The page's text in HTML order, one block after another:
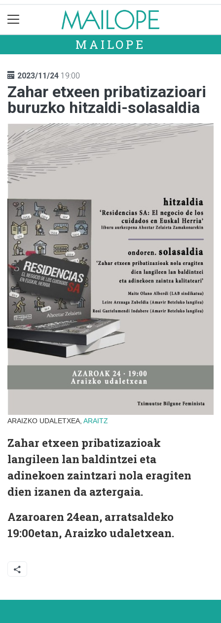
MAILOPE
2023/11/24 19:00
Zahar etxeen pribatizazioari
buruzko hitzaldi-solasaldia
ARAIZKO UDALETXEA, ARAITZ
Zahar etxeen pribatizazioak
langileen lan baldintzei eta
adinekoen zaintzari nola eragiten
dien izanen da aztergaia.
Azaroaren 24ean, arratsaldeko
19:00etan, Araizko udaletxean.